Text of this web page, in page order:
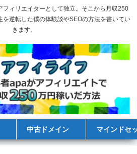
ィリエイターとして独立。そこから月収250
逆転した僕の体験談やSEOの方法を書いてい
きます。
中古ドメイン マインドセ